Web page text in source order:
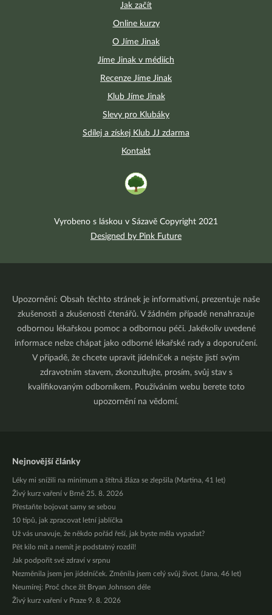
Jak začít
Online kurzy
O Jíme Jinak
Jíme Jinak v médiích
Recenze Jíme Jinak
Klub Jíme Jinak
Slevy pro Klubáky
Sdílej a získej Klub JJ zdarma
Kontakt
Vyrobeno s láskou v Sázavě Copyright 2021
Designed by Pink Future
Upozornění: Obsah těchto stránek je informativní, prezentuje naše
zkušenosti a zkušenosti čtenářů. V žádném případě nenahrazuje
odbornou lékařskou pomoc a odbornou péči. Jakékoliv uvedené
informace nelze chápat jako odborné lékařské rady a doporučení.
V případě, že chcete upravit jídelníček a nejste jistí svým
zdravotním stavem, zkonzultujte, prosím, svůj stav s
kvalifikovaným odborníkem. Používáním webu berete toto
upozornění na vědomí.
Nejnovější články
Léky mi snížili na minimum a štítná žláza se zlepšila (Martina, 41 let)
Živý kurz vaření v Brně 25. 8. 2026
Přestaňte bojovat samy se sebou
10 tipů, jak zpracovat letní jablíčka
Už vás unavuje, že někdo pořád řeší, jak byste měla vypadat?
Pět kilo mít a nemít je podstatný rozdíl!
Jak podpořit své zdraví v srpnu
Nezměnila jsem jen jídelníček. Změnila jsem celý svůj život. (Jana, 46 let)
Neumírej: Proč chce žít Bryan Johnson déle
Živý kurz vaření v Praze 9. 8. 2026